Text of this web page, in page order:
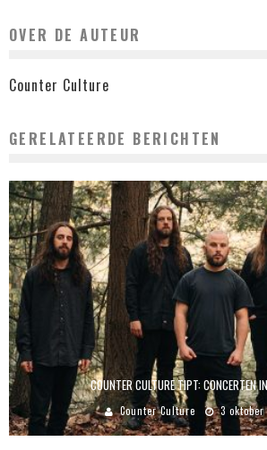
OVER DE AUTEUR
Counter Culture
GERELATEERDE BERICHTEN
COUNTER CULTURE TIPT: CONCERTEN
Counter Culture 3 oktober